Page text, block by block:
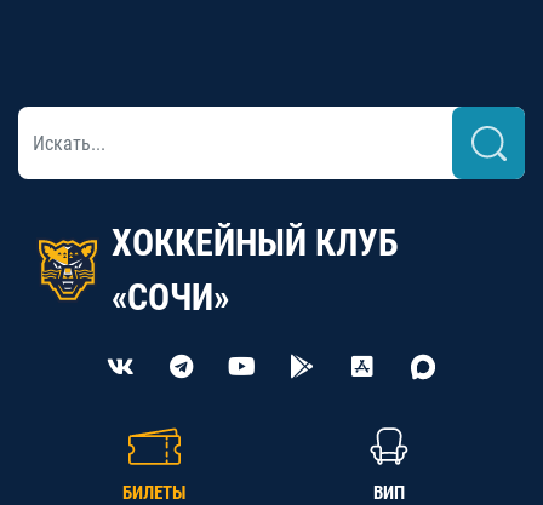
ХОККЕЙНЫЙ КЛУБ
«СОЧИ»
БИЛЕТЫ ВИП